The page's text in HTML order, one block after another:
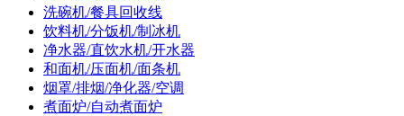
洗碗机/餐具回收线
饮料机/分饭机/制冰机
净水器/直饮水机/开水器
和面机/压面机/面条机
烟罩/排烟/净化器/空调
煮面炉/自动煮面炉